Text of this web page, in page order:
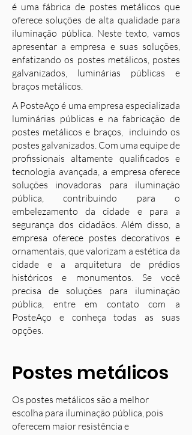
é uma fábrica de postes metálicos que
oferece soluções de alta qualidade para
iluminação pública. Neste texto, vamos
apresentar a empresa e suas soluções,
enfatizando os postes metálicos, postes
galvanizados, luminárias públicas e
braços metálicos.
A PosteAço é uma empresa especializada
luminárias públicas e na fabricação de
postes metálicos e braços, incluindo os
postes galvanizados. Com uma equipe de
profissionais altamente qualificados e
tecnologia avançada, a empresa oferece
soluções inovadoras para iluminação
pública, contribuindo para o
embelezamento da cidade e para a
segurança dos cidadãos. Além disso, a
empresa oferece postes decorativos e
ornamentais, que valorizam a estética da
cidade e a arquitetura de prédios
históricos e monumentos. Se você
precisa de soluções para iluminação
pública, entre em contato com a
PosteAço e conheça todas as suas
opções.
Postes metálicos
Os postes metálicos são a melhor
escolha para iluminação pública, pois
oferecem maior resistência e